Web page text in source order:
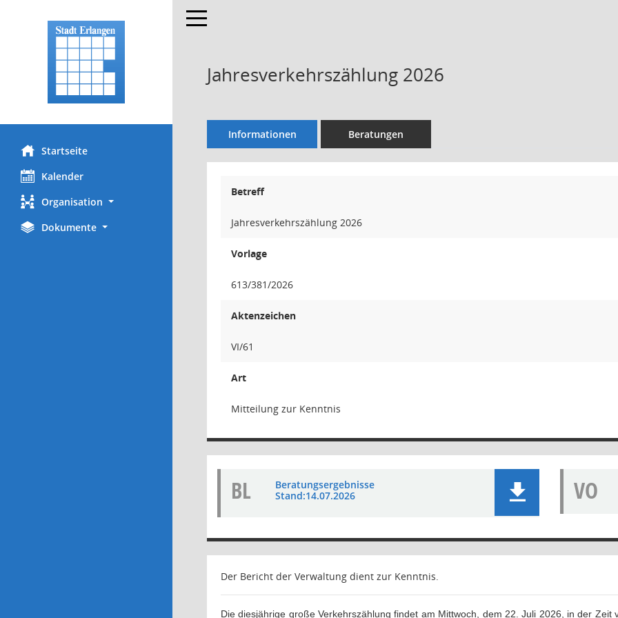
Startseite
Kalender
Organisation
Dokumente
Toggle navigation
Jahresverkehrszählung 2026
Informationen Beratungen
Betreff
Jahresverkehrszählung 2026
Vorlage
613/381/2026
Aktenzeichen
VI/61
Art
Mitteilung zur Kenntnis
BL
Beratungsergebnisse
Stand:14.07.2026
VO
Der Bericht der Verwaltung dient zur Kenntnis.
Diediesjährige große Verkehrszählung findet am Mittwoch, dem 22. Juli 2026, in der